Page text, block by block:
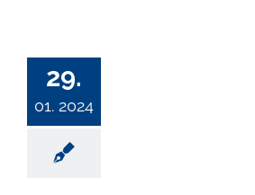
29.
01. 2024